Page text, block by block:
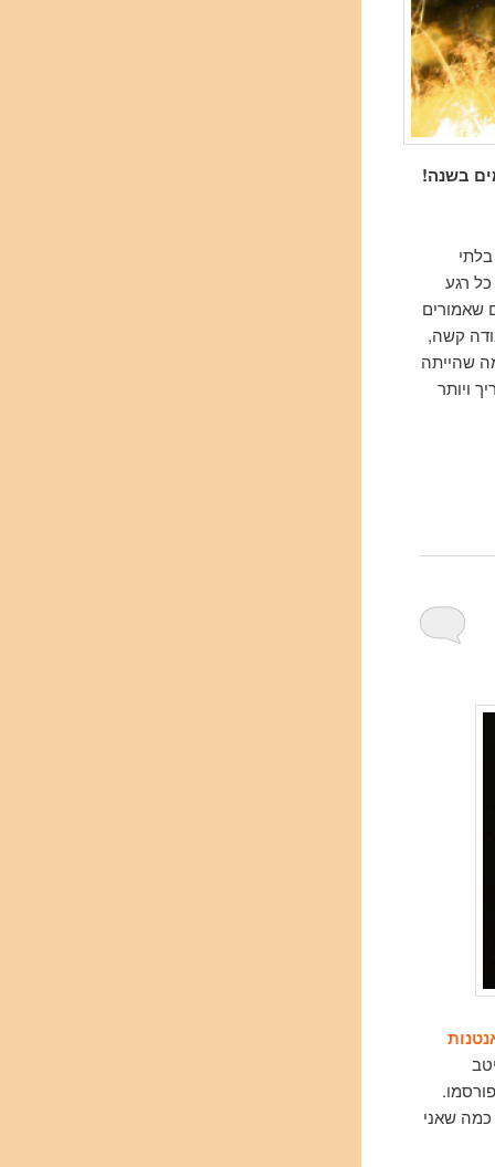
בשנה!
רגע
על הסיכום עצמו, 50+ טקסטים שאמורים
קשה,
שהייתה
ויותר
כמה שאני